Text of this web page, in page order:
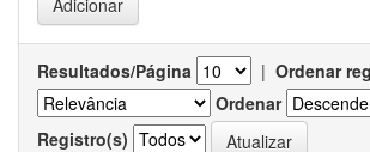
Resultados/Página | Ordenar
Ordenar
Registro(s)